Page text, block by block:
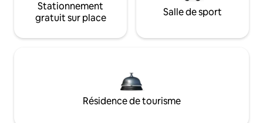
Stationnement
gratuit sur place
Salle de sport
Résidence de tourisme